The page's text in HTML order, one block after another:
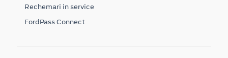
Rechemari in service
FordPass Connect